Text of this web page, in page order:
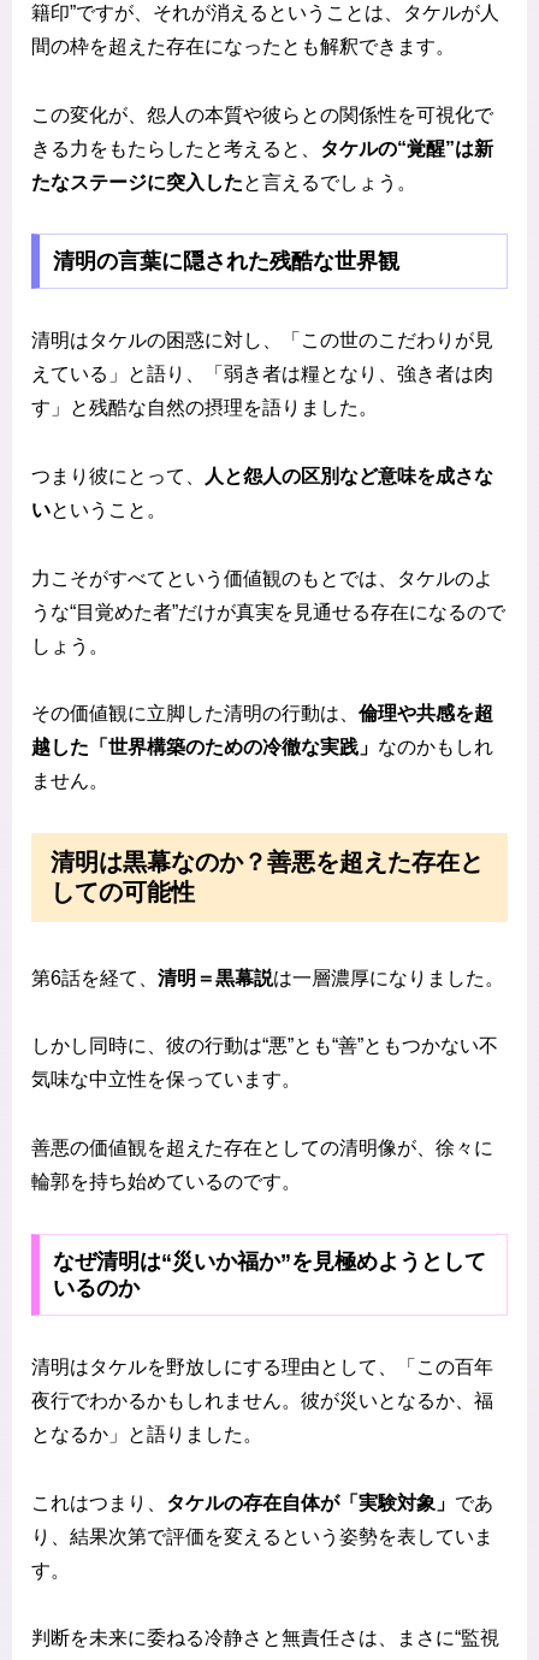
籍印”ですが、それが消えるということは、タケルが人
間の枠を超えた存在になったとも解釈できます。
この変化が、怨人の本質や彼らとの関係性を可視化で
きる力をもたらしたと考えると、 タケルの“覚醒”は新
たなステージに突入したと言えるでしょう。
清明の言葉に隠された残酷な世界観
清明はタケルの困惑に対し、「この世のこだわりが見
えている」と語り、「弱き者は糧となり、強き者は肉
す」と残酷な自然の摂理を語りました。
つまり彼にとって、
人と怨人の区別など意味を成さな
いということ。
力こそがすべてという価値観のもとでは、タケルのよ
うな“目覚めた者”だけが真実を見通せる存在になるので
しょう。
その価値観に立脚した清明の行動は、 倫理や共感を超
越した「世界構築のための冷徹な実践」 なのかもしれ
ません。
清明は黒幕なのか？善悪を超えた存在と
しての可能性
第6話を経て、 清明＝黒幕説は一層濃厚になりました。
しかし同時に、彼の行動は“悪”とも“善”ともつかない不
気味な中立性を保っています。
善悪の価値観を超えた存在としての清明像が、徐々に
輪郭を持ち始めているのです。
なぜ清明は“災いか福か”を見極めようとして
いるのか
清明はタケルを野放しにする理由として、「この百年
夜行でわかるかもしれません。彼が災いとなるか、福
となるか」と語りました。
これはつまり、 タケルの存在自体が「実験対象」 であ
り、結果次第で評価を変えるという姿勢を表していま
す。
判断を未来に委ねる冷静さと無責任さは、まさに“監視